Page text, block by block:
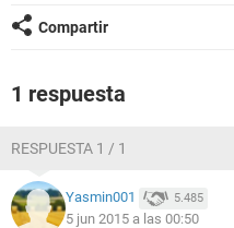
GLOSARIO
Compartir
1 respuesta
RESPUESTA 1 / 1
Yasmin001 5.485
5 jun 2015 a las 00:50